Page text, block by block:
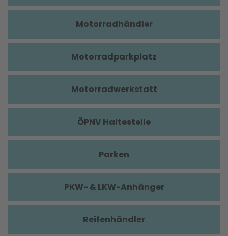
Motorradhändler
Motorradparkplatz
Motorradwerkstatt
ÖPNV Haltestelle
Parken
PKW- & LKW-Anhänger
Reifenhändler